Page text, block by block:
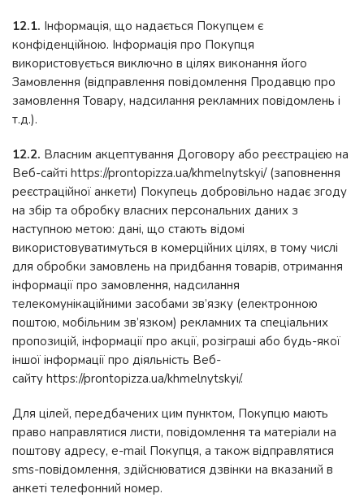
12.1. Інформація, що надається Покупцем є
конфіденційною. Інформація про Покупця
використовується виключно в цілях виконання його
Замовлення (відправлення повідомлення Продавцю про
замовлення Товару, надсилання рекламних повідомлень і
т.д.).
12.2. Власним акцептування Договору або реєстрацією на
Веб-сайті https://prontopizza.ua/khmelnytskyi/ (заповнення
реєстраційної анкети) Покупець добровільно надає згоду
на збір та обробку власних персональних даних з
наступною метою: дані, що стають відомі
використовуватимуться в комерційних цілях, в тому числі
для обробки замовлень на придбання товарів, отримання
інформації про замовлення, надсилання
телекомунікаційними засобами зв’язку (електронною
поштою, мобільним зв’язком) рекламних та спеціальних
пропозицій, інформації про акції, розіграші або будь-якої
іншої інформації про діяльність Веб-
сайту https://prontopizza.ua/khmelnytskyi/.
Для цілей, передбачених цим пунктом, Покупцю мають
право направлятися листи, повідомлення та матеріали на
поштову адресу, e-mail Покупця, а також відправлятися
sms-повідомлення, здійснюватися дзвінки на вказаний в
анкеті телефонний номер.